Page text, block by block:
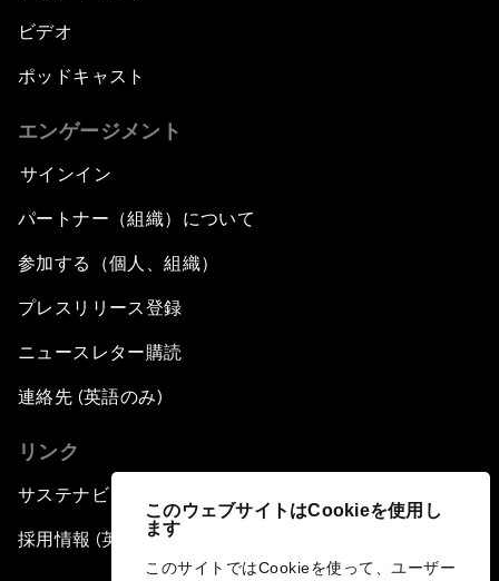
このウェブサイトはCookieを使用し
ます
このサイトではCookieを使って、ユーザー
ビデオ
ポッドキャスト
エンゲージメント
サインイン
パートナー（組織）について
参加する（個人、組織）
プレスリリース登録
ニュースレター購読
連絡先 (英語のみ)
リンク
サステナビリティへの取り組み
採用情報 (英語のみ)